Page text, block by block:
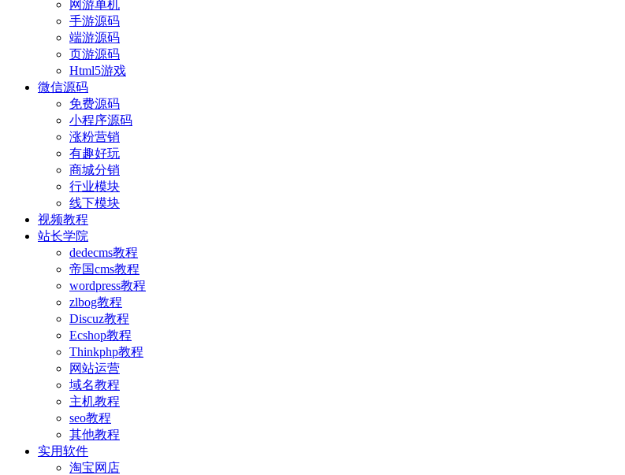
网游单机
手游源码
端游源码
页游源码
Html5游戏
微信源码
免费源码
小程序源码
涨粉营销
有趣好玩
商城分销
行业模块
线下模块
视频教程
站长学院
dedecms教程
帝国cms教程
wordpress教程
zlbog教程
Discuz教程
Ecshop教程
Thinkphp教程
网站运营
域名教程
主机教程
seo教程
其他教程
实用软件
淘宝网店